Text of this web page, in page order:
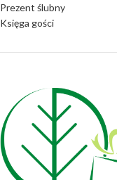
Prezent ślubny
Księga gości